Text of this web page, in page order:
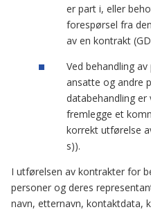
er part i, eller
forespørsel fra
av en kontrakt
Ved behandling
ansatte og andre
databehandling er
fremlegge et
korrekt utførelse
s)).
I utførelsen av kontrakter for
personer og deres
navn, etternavn, kontaktdata,